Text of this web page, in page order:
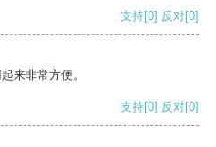
支持[0] 反对[0]
来非常方便。
支持[0] 反对[0]